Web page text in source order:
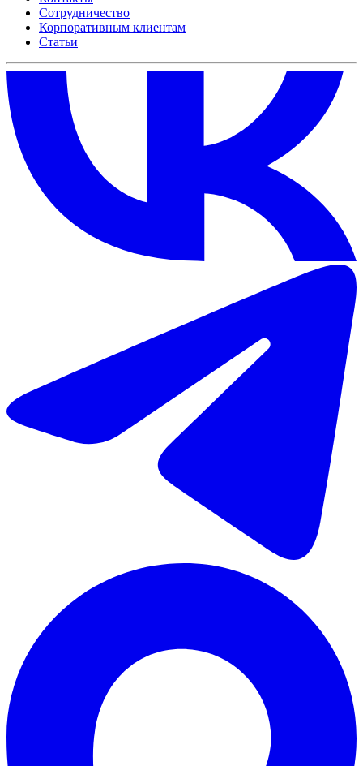
Сотрудничество
Корпоративным клиентам
Статьи